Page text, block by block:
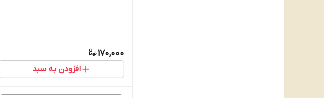
170,000
افزودن به سبد